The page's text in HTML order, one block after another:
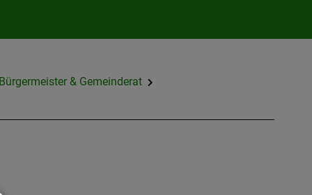
Bürgermeister & Gemeinderat